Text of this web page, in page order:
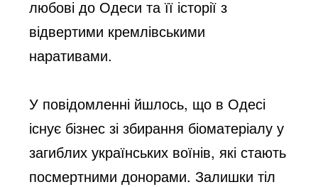
любові до Одеси та її історії з
відвертими кремлівськими
наративами.
У повідомленні йшлось, що в Одесі
існує бізнес зі збирання біоматеріалу у
загиблих українських воїнів, які стають
посмертними донорами. Залишки тіл